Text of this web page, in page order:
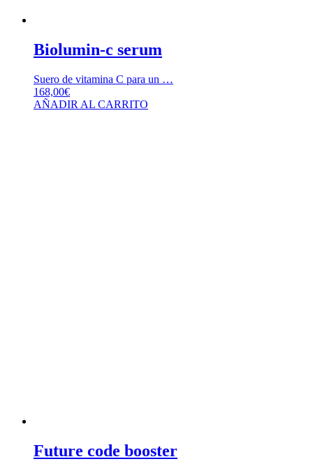
Biolumin-c serum
Suero de vitamina C para un …
168,00€
AÑADIR AL CARRITO
Future code booster